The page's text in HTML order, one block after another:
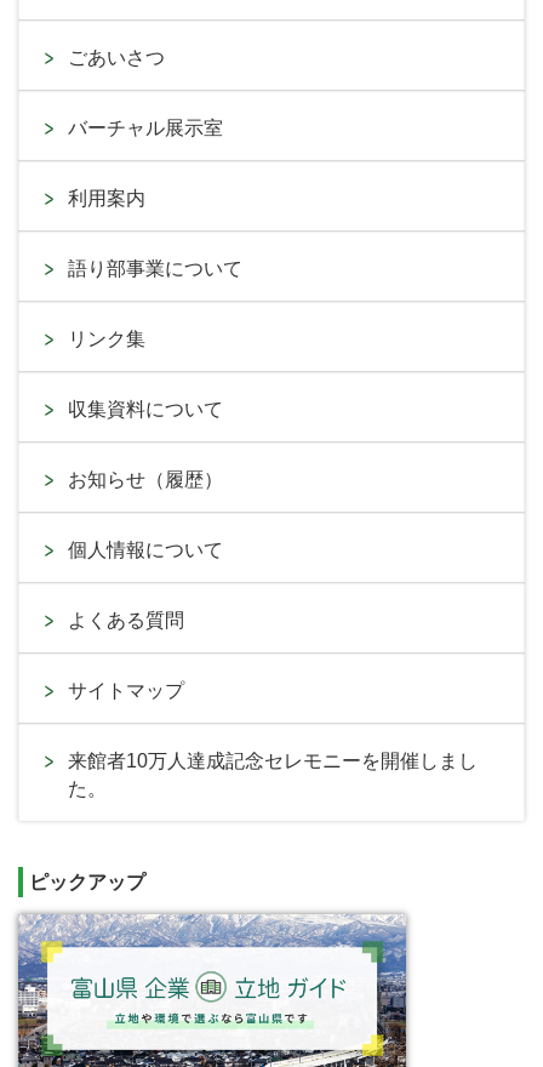
ごあいさつ
バーチャル展示室
利用案内
語り部事業について
リンク集
収集資料について
お知らせ（履歴）
個人情報について
よくある質問
サイトマップ
来館者10万人達成記念セレモニーを開催しまし
た。
ピックアップ